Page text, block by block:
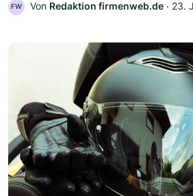
FW Von Redaktion firmenweb.de ‧ 23.